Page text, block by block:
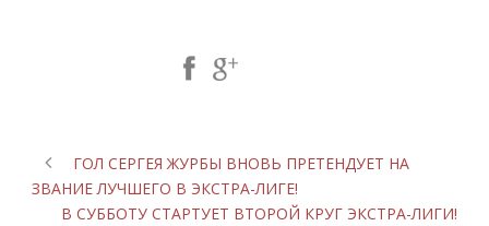
ГОЛ СЕРГЕЯ ЖУРБЫ ВНОВЬ ПРЕТЕНДУЕТ НА
ЗВАНИЕ ЛУЧШЕГО В ЭКСТРА-ЛИГЕ!
В СУББОТУ СТАРТУЕТ ВТОРОЙ КРУГ ЭКСТРА-ЛИГИ!